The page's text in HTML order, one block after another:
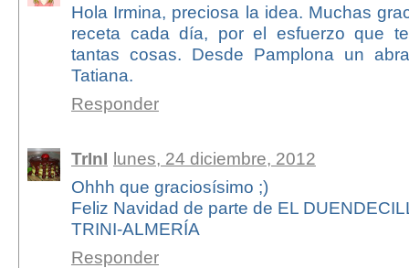
Hola Irmina, preciosa la idea. Muchas
receta cada día, por el esfuerzo que
tantas cosas. Desde Pamplona un
Tatiana.
Responder
TrInI lunes, 24 diciembre, 2012
Ohhh que graciosísimo ;)
Feliz Navidad de parte de EL
TRINI-ALMERÍA
Responder